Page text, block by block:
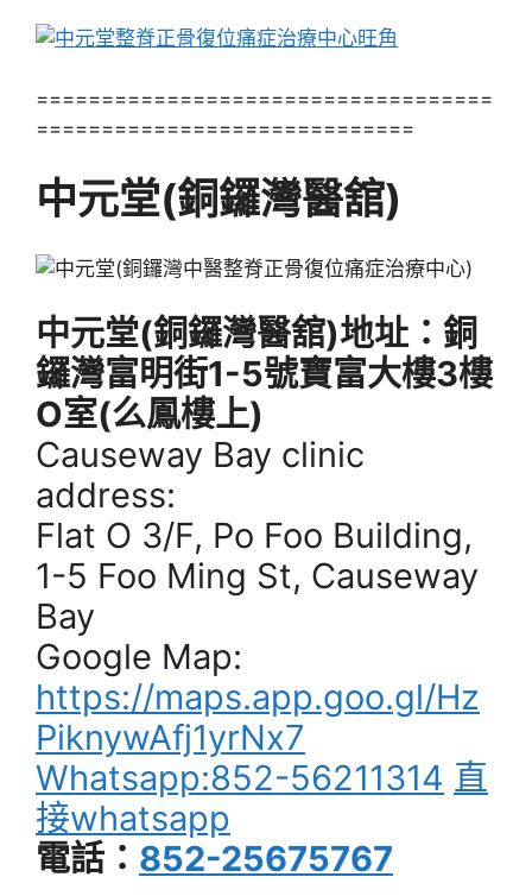
===================================
=============================
中元堂(銅鑼灣醫舘)
中元堂(銅鑼灣醫舘)地址：銅
鑼灣富明街1-5號寶富大樓3樓
O室(么鳳樓上)
Causeway Bay clinic
address:
Flat O 3/F, Po Foo Building,
1-5 Foo Ming St, Causeway
Bay
Google Map:
https://maps.app.goo.gl/Hz
PiknywAfj1yrNx7
Whatsapp:852-56211314 直
接whatsapp
電話： 852-25675767